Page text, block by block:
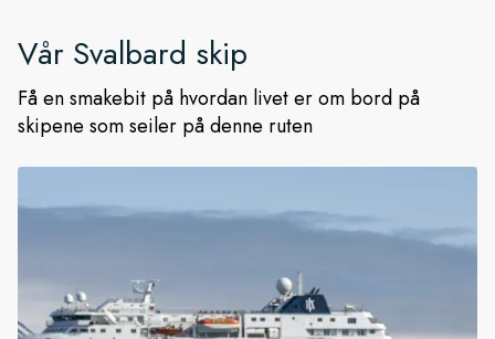
Vår Svalbard skip
Få en smakebit på hvordan livet er om bord på
skipene som seiler på denne ruten